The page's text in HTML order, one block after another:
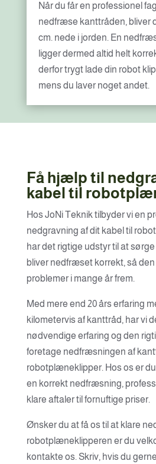
Når du får en professionel
nedfræse kanttråden, bliver
cm. nede i jorden. En
ligger dermed altid helt
derfor trygt lade din robot
mens du laver noget andet.
Få hjælp til
kabel til
Hos JoNi Teknik tilbyder vi en
nedgravning af dit kabel til
har det rigtige udstyr til at
bliver nedfræset korrekt, så
problemer i mange år frem.
Med mere end 20 års erfaring
kilometervis af kanttråd, har vi
nødvendige erfaring og den
foretage nedfræsningen af
robotplæneklipper. Hos os er
en korrekt nedfræsning,
klare aftaler til fornuftige priser.
Ønsker du at få os til at klare
robotplæneklipperen er du
kontakte os. Skriv, hvis du